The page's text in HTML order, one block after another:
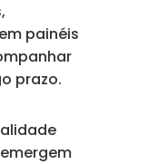
painéis
prazo.